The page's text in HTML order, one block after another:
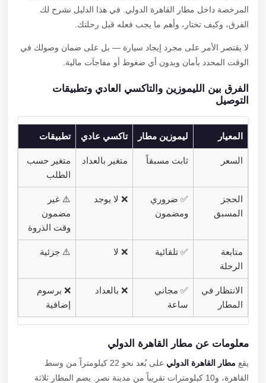
المرخصة داخل مطار القاهرة الدولي. في هذا الدليل نشرح لك
الفرق، وكيف تختار، وأهم ما يجب فعله قبل رحلتك.
لا يقتصر الأمر على مجرد إيجاد سيارة — بل على ضمان وصولك في
الوقت المحدد بأمان وبدون أي ضغوط أو مفاجآت مالية.
الفرق بين الليموزين والتاكسي العادي وتطبيقات
التوصيل
المعيار ليموزين مطار تاكسي عادي تطبيقات
السعر ثابت مسبقاً متغير بالعداد
متغير حسب
الطلب
الحجز
المسبق
✅ ضروري
ومضمون
❌ لا يوجد
⚠️ غير
مضمون
وقت الذروة
متابعة
الرحلة
✅ تلقائية ❌ لا ⚠️ جزئية
الانتظار في
المطار
✅ مجاني
ساعة
❌ بالعداد
❌ برسوم
إضافية
معلومات عن مطار القاهرة الدولي
يقعمطار القاهرة الدولي
على بُعد نحو 22 كيلومتراً من وسط
القاهرة، و10 كيلومترات تقريباً من مدينة نصر. يضم المطار ثلاثة